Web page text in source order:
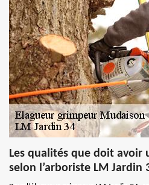
Les qualités que doit avoir
selon l’arboriste LM Jardin